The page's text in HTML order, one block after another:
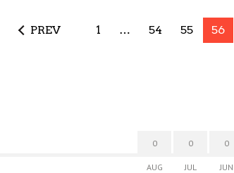
PREV 1 … 54 55 56
0
AUG
0
JUL
0
JUN